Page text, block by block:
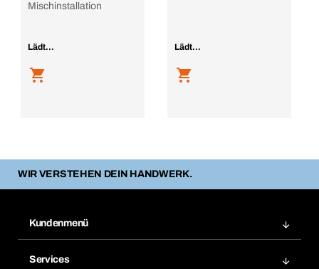
Mischinstallation
Lädt... Lädt...
WIR VERSTEHEN DEIN HANDWERK.
Kundenmenü
Services